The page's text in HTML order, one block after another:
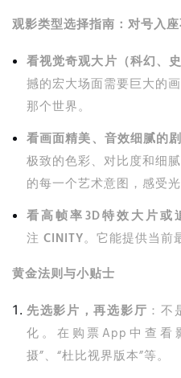
观影类型选择指南：对号入
看视觉奇观大片（科幻、史
撼的宏大场面需要巨大的
那个世界。
看画面精美、音效细腻的
极致的色彩、对比度和细
的每一个艺术意图，感受
看高帧率3D特效大片
注 CINITY。它能提供当前
黄金法则与小贴士
先选影片，再选影厅 ：
化。在购票App中查看
摄”、“杜比视界版本”等。